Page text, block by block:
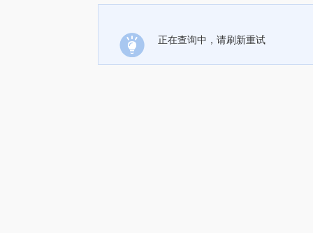
正在查询中，请刷新重试